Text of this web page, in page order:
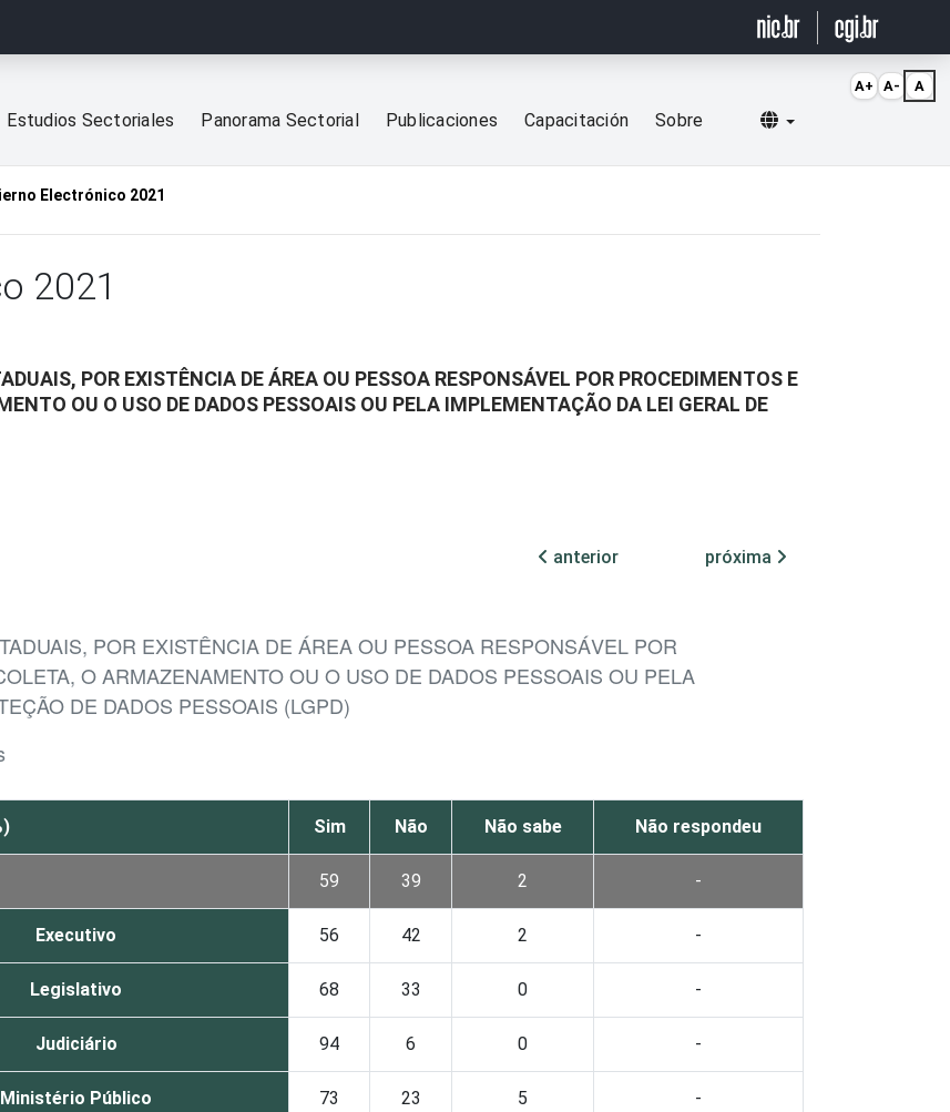
Estudios Sectoriales Panorama Sectorial Publicaciones Capacitación Sobre Selecionar idioma
Electrónico 2021
2021
POR EXISTÊNCIA DE ÁREA OU PESSOA RESPONSÁVEL POR PROCEDIMENTOS E
OU O USO DE DADOS PESSOAIS OU PELA IMPLEMENTAÇÃO DA LEI GERAL DE
anterior
próxima
POR EXISTÊNCIA DE ÁREA OU PESSOA RESPONSÁVEL POR
O ARMAZENAMENTO OU O USO DE DADOS PESSOAIS OU PELA
DE DADOS PESSOAIS (LGPD)
Sim Não Não sabe Não respondeu
59 39 2 -
Executivo 56 42 2 -
Legislativo 68 33 0 -
Judiciário 94 6 0 -
Ministério Público 73 23 5 -
A+ A- A